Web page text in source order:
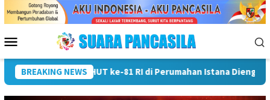
Menu
Mobile
BREAKING NEWS
Wali Kota Lubuk Linggau Kukuhkan Pramuka Garuda